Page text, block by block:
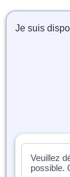
Je suis